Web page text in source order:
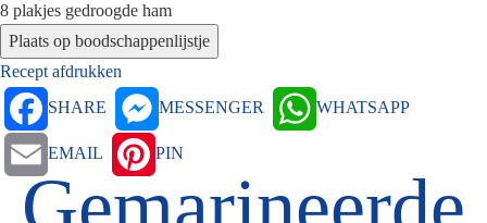
8 plakjes gedroogde ham
Recept afdrukken
SHARE
MESSENGER WHATSAPP
EMAIL PIN